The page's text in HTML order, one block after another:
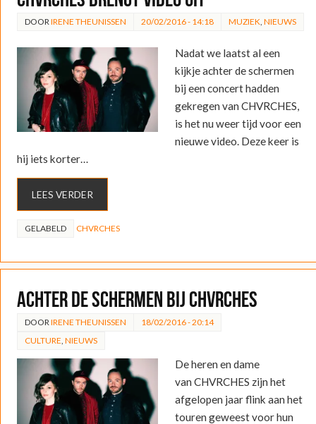
DOOR IRENE THEUNISSEN 20/02/2016 - 14:18 MUZIEK NIEUWS
Nadat we laatst al een
kijkje achter de schermen
bij een concert hadden
gekregen van CHVRCHES,
is het nu weer tijd voor een
nieuwe video. Deze keer is
hij iets korter…
LEES VERDER
GELABELD CHVRCHES
Achter de schermen bij CHVRCHES
DOOR IRENE THEUNISSEN
18/02/2016 - 20:14
CULTURE NIEUWS
De heren en dame
van CHVRCHES zijn het
afgelopen jaar flink aan het
touren geweest voor hun